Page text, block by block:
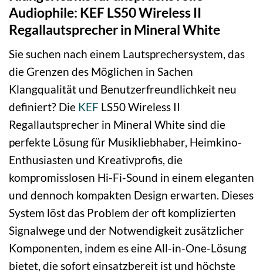
Audiophile: KEF LS50 Wireless II
Regallautsprecher in Mineral White
Sie suchen nach einem Lautsprechersystem, das
die Grenzen des Möglichen in Sachen
Klangqualität und Benutzerfreundlichkeit neu
definiert? Die KEF LS50 Wireless II
Regallautsprecher in Mineral White sind die
perfekte Lösung für Musikliebhaber, Heimkino-
Enthusiasten und Kreativprofis, die
kompromisslosen Hi-Fi-Sound in einem eleganten
und dennoch kompakten Design erwarten. Dieses
System löst das Problem der oft komplizierten
Signalwege und der Notwendigkeit zusätzlicher
Komponenten, indem es eine All-in-One-Lösung
bietet, die sofort einsatzbereit ist und höchste